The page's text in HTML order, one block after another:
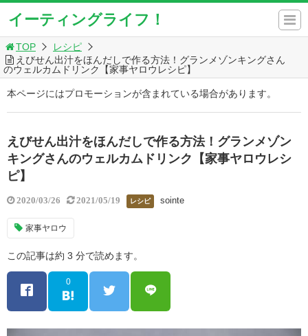
イーティングライフ！
TOP
レシピ
えびせん出汁をほんだしで作る方法！グランメゾンキングさん
のウェルカムドリンク【家事ヤロウレシピ】
本ページにはプロモーションが含まれている場合があります。
えびせん出汁をほんだしで作る方法！グランメゾン
キングさんのウェルカムドリンク【家事ヤロウレシ
ピ】
2020/03/26 2021/05/19 レシピ sointe
家事ヤロウ
この記事は約 3 分で読めます。
0